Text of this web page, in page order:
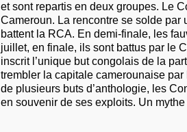
et sont repartis en deux groupes. Le
Cameroun. La rencontre se solde
battent la RCA. En demi-finale, les
juillet, en finale, ils sont battus par le
inscrit l’unique but congolais de la
trembler la capitale camerounaise
de plusieurs buts d’anthologie, les
en souvenir de ses exploits. Un mythe